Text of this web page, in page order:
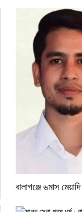
বালাগঞ্জে ৬মাস